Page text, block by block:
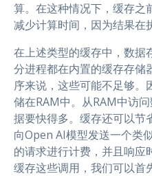
算。在这种情况下，缓存之
减少计算时间，因为结果在
在上述类型的缓存中，数据
分进程都在内置的缓存存储
序来说，这些可能不足够。
储在RAM中。从RAM中访
据要快得多。缓存还可以节
向Open AI模型发送一个类
的请求进行计费，并且响应
缓存这些调用，我们可以首